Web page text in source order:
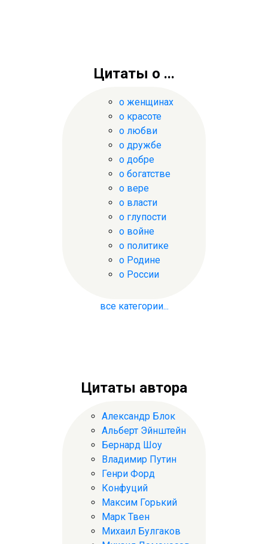
Цитаты о ...
о женщинах
о красоте
о любви
о дружбе
о добре
о богатстве
о вере
о власти
о глупости
о войне
о политике
о Родине
о России
все категории...
Цитаты автора
Александр Блок
Альберт Эйнштейн
Бернард Шоу
Владимир Путин
Генри Форд
Конфуций
Максим Горький
Марк Твен
Михаил Булгаков